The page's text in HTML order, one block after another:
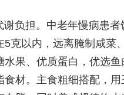
负担。中老年慢病患
克以内，远离腌制咸菜
果、优质蛋白，优选鱼
材。主食粗细搭配，